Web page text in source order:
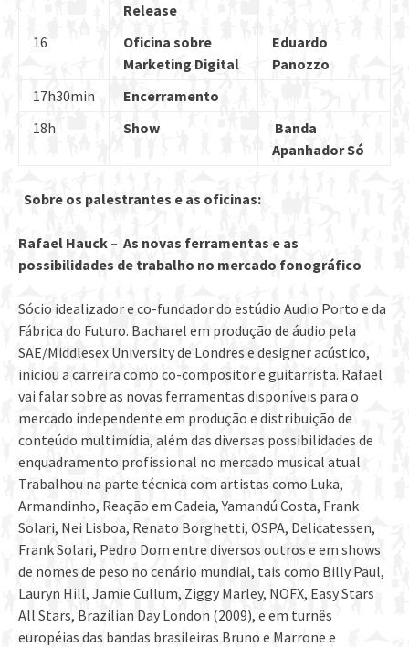
Release
16
Oficina sobre
Marketing Digital
Eduardo
Panozzo
17h30min
Encerramento
18h
Show
Banda
Apanhador Só
Sobre os palestrantes e as oficinas:
Rafael Hauck – As novas ferramentas e as
possibilidades de trabalho no mercado fonográfico
Sócio idealizador e co-fundador do estúdio Audio Porto e da
Fábrica do Futuro. Bacharel em produção de áudio pela
SAE/Middlesex University de Londres e designer acústico,
iniciou a carreira como co-compositor e guitarrista. Rafael
vai falar sobre as novas ferramentas disponíveis para o
mercado independente em produção e distribuição de
conteúdo multimídia, além das diversas possibilidades de
enquadramento profissional no mercado musical atual.
Trabalhou na parte técnica com artistas como Luka,
Armandinho, Reação em Cadeia, Yamandú Costa, Frank
Solari, Nei Lisboa, Renato Borghetti, OSPA, Delicatessen,
Frank Solari, Pedro Dom entre diversos outros e em shows
de nomes de peso no cenário mundial, tais como Billy Paul,
Lauryn Hill, Jamie Cullum, Ziggy Marley, NOFX, Easy Stars
All Stars, Brazilian Day London (2009), e em turnês
européias das bandas brasileiras Bruno e Marrone e